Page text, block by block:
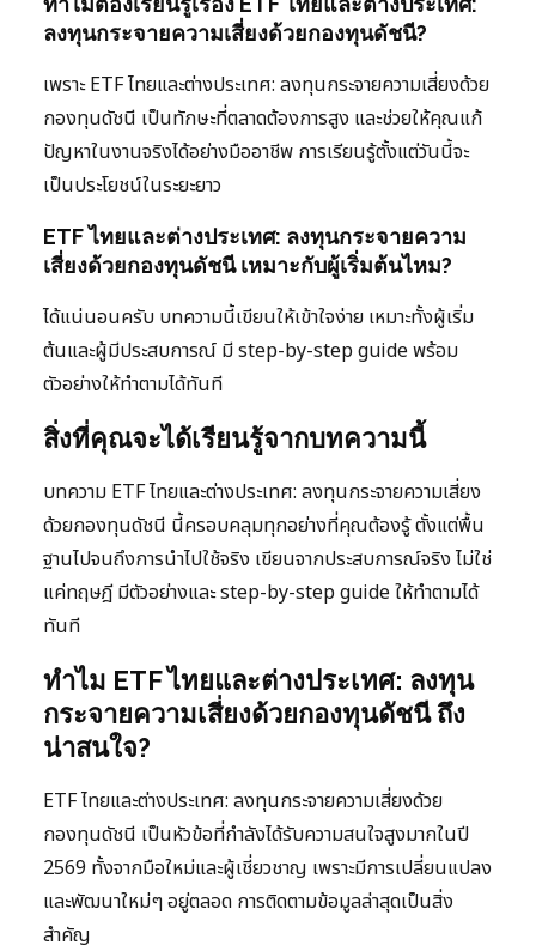
ลงทุนกระจายความเสี่ยงด้วยกองทุนดัชนี?
เพราะ ETF ไทยและต่างประเทศ: ลงทุนกระจายความเสี่ยงด้วย
กองทุนดัชนี เป็นทักษะที่ตลาดต้องการสูง และช่วยให้คุณแก้
ปัญหาในงานจริงได้อย่างมืออาชีพ การเรียนรู้ตั้งแต่วันนี้จะ
เป็นประโยชน์ในระยะยาว
ETF ไทยและต่างประเทศ: ลงทุนกระจายความ
เสี่ยงด้วยกองทุนดัชนี เหมาะกับผู้เริ่มต้นไหม?
ได้แน่นอนครับ บทความนี้เขียนให้เข้าใจง่าย เหมาะทั้งผู้เริ่ม
ต้นและผู้มีประสบการณ์ มี step-by-step guide พร้อม
ตัวอย่างให้ทำตามได้ทันที
สิ่งที่คุณจะได้เรียนรู้จากบทความนี้
บทความ ETF ไทยและต่างประเทศ: ลงทุนกระจายความเสี่ยง
ด้วยกองทุนดัชนี นี้ครอบคลุมทุกอย่างที่คุณต้องรู้ ตั้งแต่พื้น
ฐานไปจนถึงการนำไปใช้จริง เขียนจากประสบการณ์จริง ไม่ใช่
แค่ทฤษฎี มีตัวอย่างและ step-by-step guide ให้ทำตามได้
ทันที
ทำไม ETF ไทยและต่างประเทศ: ลงทุน
กระจายความเสี่ยงด้วยกองทุนดัชนี ถึง
น่าสนใจ?
ETF ไทยและต่างประเทศ: ลงทุนกระจายความเสี่ยงด้วย
กองทุนดัชนี เป็นหัวข้อที่กำลังได้รับความสนใจสูงมากในปี
2569 ทั้งจากมือใหม่และผู้เชี่ยวชาญ เพราะมีการเปลี่ยนแปลง
และพัฒนาใหม่ๆ อยู่ตลอด การติดตามข้อมูลล่าสุดเป็นสิ่ง
สำคัญ